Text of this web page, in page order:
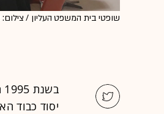
שופטי בית המשפט העליון /